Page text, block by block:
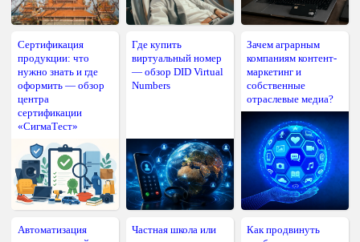
Сертификация
продукции: что
нужно знать и где
оформить — обзор
центра
сертификации
«СигмаТест»
Где купить
виртуальный номер
— обзор DID Virtual
Numbers
Зачем аграрным
компаниям контент-
маркетинг и
собственные
отраслевые медиа?
Автоматизация
Частная школа или
Как продвинуть